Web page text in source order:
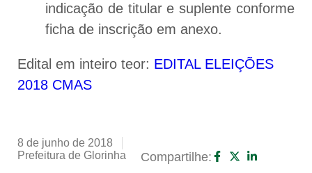
indicação de titular e suplente conforme
ficha de inscrição em anexo.
Edital em inteiro teor: EDITAL ELEIÇÕES
2018 CMAS
8 de junho de 2018
Prefeitura de Glorinha
Compartilhe: